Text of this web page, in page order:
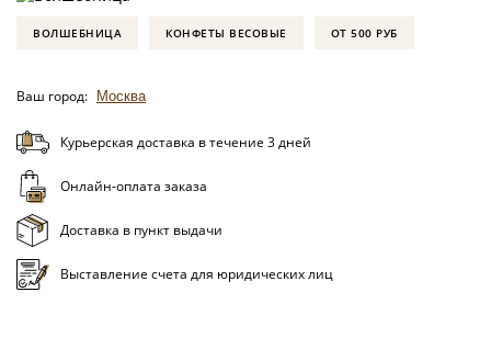
ВОЛШЕБНИЦА КОНФЕТЫ ВЕСОВЫЕ ОТ 500 РУБ
Ваш город: Москва
Курьерская доставка в течение 3 дней
Онлайн-оплата заказа
Доставка в пункт выдачи
Выставление счета для юридических лиц